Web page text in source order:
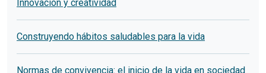
Innovación y creatividad
Construyendo hábitos saludables para la vida
Normas de convivencia: el inicio de la vida en sociedad